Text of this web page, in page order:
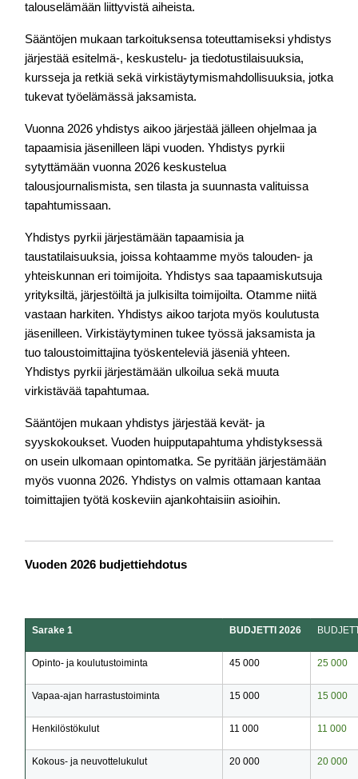
talouselämään liittyvistä aiheista.
Sääntöjen mukaan tarkoituksensa toteuttamiseksi yhdistys
järjestää esitelmä-, keskustelu- ja tiedotustilaisuuksia,
kursseja ja retkiä sekä virkistäytymismahdollisuuksia, jotka
tukevat työelämässä jaksamista.
Vuonna 2026 yhdistys aikoo järjestää jälleen ohjelmaa ja
tapaamisia jäsenilleen läpi vuoden. Yhdistys pyrkii
sytyttämään vuonna 2026 keskustelua
talousjournalismista, sen tilasta ja suunnasta valituissa
tapahtumissaan.
Yhdistys pyrkii järjestämään tapaamisia ja
taustatilaisuuksia, joissa kohtaamme myös talouden- ja
yhteiskunnan eri toimijoita. Yhdistys saa tapaamiskutsuja
yrityksiltä, järjestöiltä ja julkisilta toimijoilta. Otamme niitä
vastaan harkiten. Yhdistys aikoo tarjota myös koulutusta
jäsenilleen. Virkistäytyminen tukee työssä jaksamista ja
tuo taloustoimittajina työskenteleviä jäseniä yhteen.
Yhdistys pyrkii järjestämään ulkoilua sekä muuta
virkistävää tapahtumaa.
Sääntöjen mukaan yhdistys järjestää kevät- ja
syyskokoukset. Vuoden huipputapahtuma yhdistyksessä
on usein ulkomaan opintomatka. Se pyritään järjestämään
myös vuonna 2026. Yhdistys on valmis ottamaan kantaa
toimittajien työtä koskeviin ajankohtaisiin asioihin.
Vuoden 2026 budjettiehdotus
Sarake 1 BUDJETTI 2026
Opinto- ja koulutustoiminta 45 000 25 000
Vapaa-ajan harrastustoiminta 15 000 15 000
Henkilöstökulut 11 000 11 000
Kokous- ja neuvottelukulut 20 000 20 000